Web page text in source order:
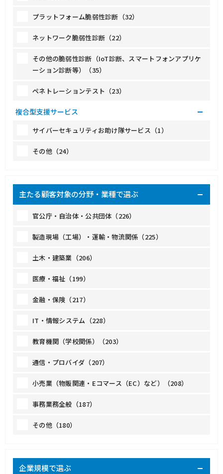
プラットフォーム脆弱性診断（32）
ネットワーク脆弱性診断（22）
その他の脆弱性診断（IoT診断、スマートフォンアプリケ
ーション診断等）（35）
ペネトレーションテスト（23）
複合型支援サービス
サイバーセキュリティお助け隊サービス（1）
その他（24）
主たる顧客対象の分野・業種で選ぶ
官公庁・自治体・公共団体（226）
製造現場（工場）・運輸・物流関係（225）
土木・建築業（206）
医療・福祉（199）
金融・保険（217）
IT・情報システム（228）
教育機関（学校関係）（203）
通信・プロバイダ（207）
小売業（物販関連・Eコマース（EC）など）（208）
事務業務全般（187）
その他（180）
企業規模で選ぶ